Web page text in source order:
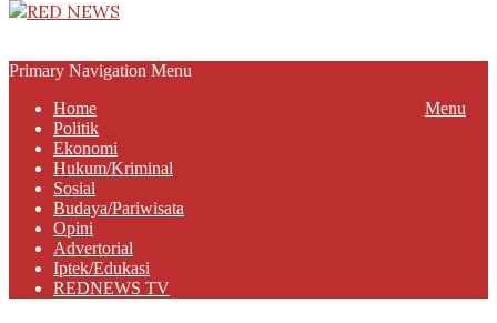
Primary Navigation Menu
Menu
Home
Politik
Ekonomi
Hukum/Kriminal
Sosial
Budaya/Pariwisata
Opini
Advertorial
Iptek/Edukasi
REDNEWS TV